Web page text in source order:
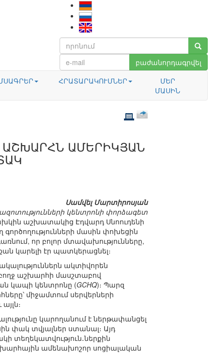
բաժանորդագրվել
ՀՐԱՏԱՐԱԿՈՒՄՆԵՐ
ՄԵՐ
ՄԱՍԻՆ
ԱՄԵՐԻԿՅԱՆ
Սամվել Մարտիրոսյան
կենտրոնի փորձագետ
աշխատակից Էդվարդ Սնոուդենի
մասին փոխեցին
որ բոլոր մտավախությունները,
կարելի էր պատկերացնել։
ակտիվորեն
աշխարհի մասշտաբով
կապի կենտրոնը (GCHQ)։ Պարզ
միջամտում սերվերների
կարողանում է ներթափանցել
փակ տվյալներ ստանալ։ Այդ
տեղեկատվություն․ներքին
ամենախոշոր սոցիալական